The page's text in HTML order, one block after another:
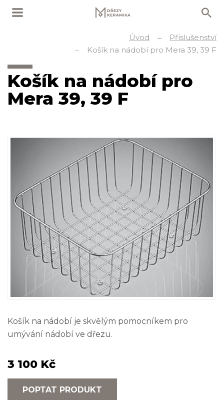
Úvod
Příslušenství
Košík na nádobí pro Mera 39, 39 F
Košík na nádobí pro
Mera 39, 39 F
Košík na nádobí je skvělým pomocníkem pro
umývání nádobí ve dřezu.
3 100 Kč
POPTAT PRODUKT